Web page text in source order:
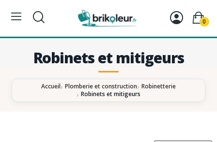
0
Robinets et mitigeurs
Accueil Plomberie et construction Robinetterie
Robinets et mitigeurs